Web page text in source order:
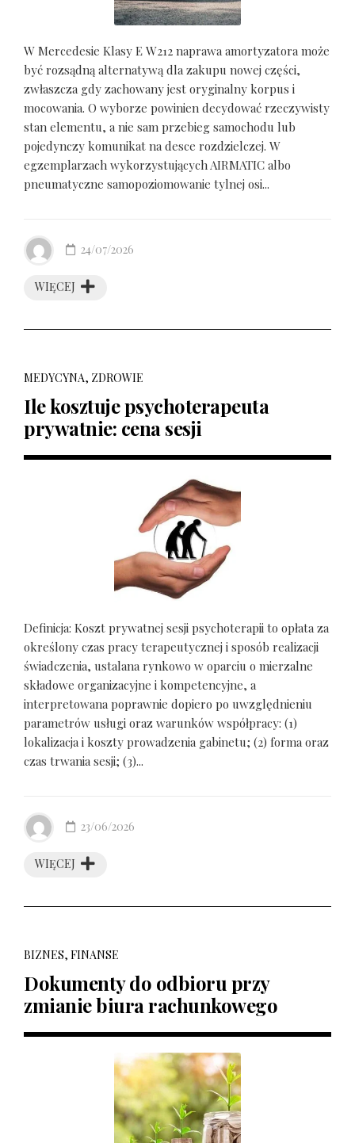
W Mercedesie Klasy E W212 naprawa amortyzatora może
być rozsądną alternatywą dla zakupu nowej części,
zwłaszcza gdy zachowany jest oryginalny korpus i
mocowania. O wyborze powinien decydować rzeczywisty
stan elementu, a nie sam przebieg samochodu lub
pojedynczy komunikat na desce rozdzielczej. W
egzemplarzach wykorzystujących AIRMATIC albo
pneumatyczne samopoziomowanie tylnej osi...
WIĘCEJ
24/07/2026
MEDYCYNA, ZDROWIE
Ile kosztuje psychoterapeuta
prywatnie: cena sesji
Definicja: Koszt prywatnej sesji psychoterapii to opłata za
określony czas pracy terapeutycznej i sposób realizacji
świadczenia, ustalana rynkowo w oparciu o mierzalne
składowe organizacyjne i kompetencyjne, a
interpretowana poprawnie dopiero po uwzględnieniu
parametrów usługi oraz warunków współpracy: (1)
lokalizacja i koszty prowadzenia gabinetu; (2) forma oraz
czas trwania sesji; (3)...
WIĘCEJ
23/06/2026
BIZNES, FINANSE
Dokumenty do odbioru przy
zmianie biura rachunkowego